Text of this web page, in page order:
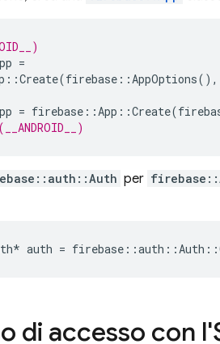
=
::Create(firebase ::AppOptions(),
= firebase ::App ::Create(
per
* auth = firebase ::auth ::Auth ::
di accesso con